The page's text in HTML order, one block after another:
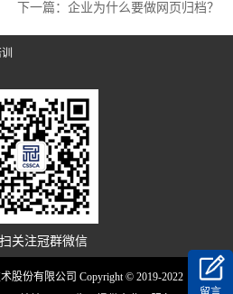
下一篇： 企业为什么要做网页归档？
关注冠群微信
股份有限公司 Copyright © 2019-2022